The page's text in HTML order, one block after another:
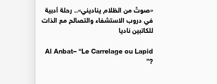
«صوتٌ من الظلام يناديني».. رحلة أدبية
في دروب الاستشفاء والتصالح مع الذات
للكاتبين ناديا
Al Anbat– “Le Carrelage ou Lapid
?”